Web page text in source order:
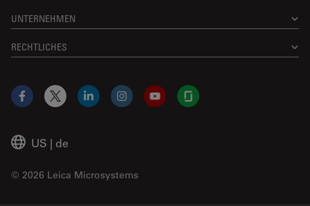
UNTERNEHMEN
RECHTLICHES
US | de
© 2026 Leica Microsystems
Facebook
X LinkedInInstagramYouTubeGlassdoor